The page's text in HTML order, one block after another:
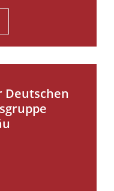
Deutschen